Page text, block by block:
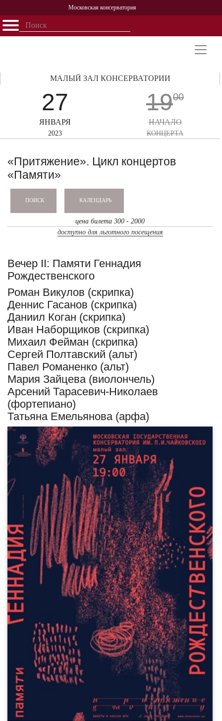
Московская консерватория
Открыть - закрыть
Персоналии
История
27
ЯНВАРЯ
2023
МАЛЫЙ ЗАЛ КОНСЕРВАТОРИИ
1900
НАЧАЛО
КОНЦЕРТА
«Притяжение». Цикл концертов
«Памяти»
ПОИСК КАЛЕНДАРЬ
цена билета 300 - 2000
доступно для льготного посещения
Вечер II: Памяти Геннадия
Рождественского
Роман Викулов (скрипка)
Деннис Гасанов (скрипка)
Даниил Коган (скрипка)
Иван Наборщиков (скрипка)
Михаил Фейман (скрипка)
Сергей Полтавский (альт)
Павел Романенко (альт)
Мария Зайцева (виолончель)
Арсений Тарасевич-Николаев
(фортепиано)
Татьяна Емельянова (арфа)